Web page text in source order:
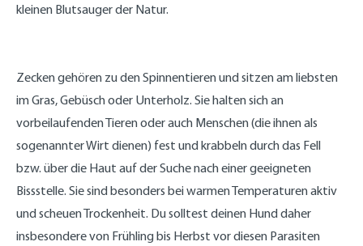
kleinen Blutsauger der Natur.
Zecken gehören zu den Spinnentieren und sitzen am liebsten
im Gras, Gebüsch oder Unterholz. Sie halten sich an
vorbeilaufenden Tieren oder auch Menschen (die ihnen als
sogenannter Wirt dienen) fest und krabbeln durch das Fell
bzw. über die Haut auf der Suche nach einer geeigneten
Bissstelle. Sie sind besonders bei warmen Temperaturen aktiv
und scheuen Trockenheit. Du solltest deinen Hund daher
insbesondere von Frühling bis Herbst vor diesen Parasiten